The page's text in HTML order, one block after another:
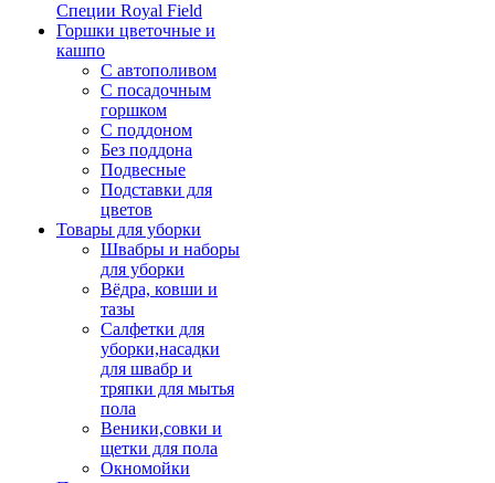
Специи Royal Field
Горшки цветочные и
кашпо
С автополивом
С посадочным
горшком
С поддоном
Без поддона
Подвесные
Подставки для
цветов
Товары для уборки
Швабры и наборы
для уборки
Вёдра, ковши и
тазы
Салфетки для
уборки,насадки
для швабр и
тряпки для мытья
пола
Веники,совки и
щетки для пола
Окномойки